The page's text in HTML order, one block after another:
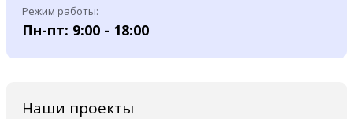
Режим работы:
Пн-пт: 9:00 - 18:00
Наши проекты